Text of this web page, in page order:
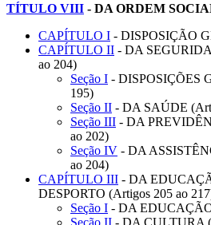
TÍTULO VIII - DA ORDEM
CAPÍTULO I - DISPOSIÇÃO
CAPÍTULO II - DA
ao 204)
Seção I - DISPOSIÇÕES
195)
Seção II - DA SAÚDE
Seção III - DA
ao 202)
Seção IV - DA
ao 204)
CAPÍTULO III - DA
DESPORTO (Artigos 205 ao
Seção I - DA
Seção II - DA CULTURA